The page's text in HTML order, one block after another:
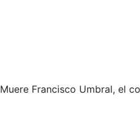
Muere Francisco Umbral, el